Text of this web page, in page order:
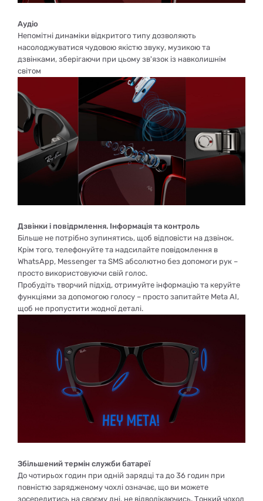
Аудіо
Непомітні динаміки відкритого типу дозволяють
насолоджуватися чудовою якістю звуку, музикою та
дзвінками, зберігаючи при цьому зв'язок із навколишнім
світом
Дзвінки і повідрмлення. Інформація та контроль
Більше не потрібно зупинятись, щоб відповісти на дзвінок.
Крім того, телефонуйте та надсилайте повідомлення в
WhatsApp, Messenger та SMS абсолютно без допомоги рук –
просто використовуючи свій голос.
Пробудіть творчий підхід, отримуйте інформацію та керуйте
функціями за допомогою голосу – просто запитайте Meta AI,
щоб не пропустити жодної деталі.
Збільшений термін служби батареї
До чотирьох годин при одній зарядці та до 36 годин при
повністю зарядженому чохлі означає, що ви можете
зосередитись на своєму дні, не відволікаючись. Тонкий чохол